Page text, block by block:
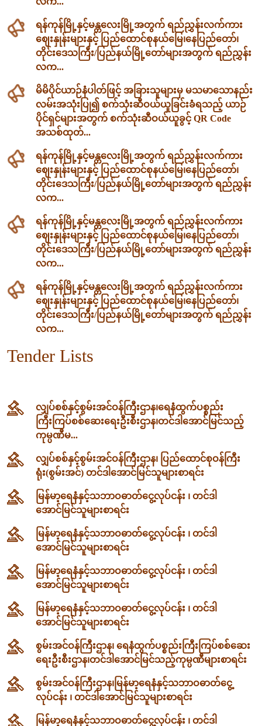
ရန်ကုန်မြို့နှင့်မန္တလေးမြို့အတွက် ရည်ညွှန်းလက်ကား
ဈေးနှုန်းများနှင့် ပြည်ထောင်စုနယ်မြေ၊နေပြည်တော်၊
တိုင်းဒေသကြီး/ပြည်နယ်မြို့တော်များအတွက် ရည်ညွှန်း
လက...
မိမိပိုင်ယာဉ်နံပါတ်ဖြင့် အခြားသူများမှ မသမာသောနည်း
လမ်းအသုံးပြု၍ စက်သုံးဆီဝယ်ယူခြင်းခံရသည့် ယာဉ်
ပိုင်ရှင်များအတွက် စက်သုံးဆီဝယ်ယူခွင့် QR Code
အသစ်ထုတ်...
ရန်ကုန်မြို့နှင့်မန္တလေးမြို့အတွက် ရည်ညွှန်းလက်ကား
ဈေးနှုန်းများနှင့် ပြည်ထောင်စုနယ်မြေ၊နေပြည်တော်၊
တိုင်းဒေသကြီး/ပြည်နယ်မြို့တော်များအတွက် ရည်ညွှန်း
လက...
ရန်ကုန်မြို့နှင့်မန္တလေးမြို့အတွက် ရည်ညွှန်းလက်ကား
ဈေးနှုန်းများနှင့် ပြည်ထောင်စုနယ်မြေ၊နေပြည်တော်၊
တိုင်းဒေသကြီး/ပြည်နယ်မြို့တော်များအတွက် ရည်ညွှန်း
လက...
ရန်ကုန်မြို့နှင့်မန္တလေးမြို့အတွက် ရည်ညွှန်းလက်ကား
ဈေးနှုန်းများနှင့် ပြည်ထောင်စုနယ်မြေ၊နေပြည်တော်၊
တိုင်းဒေသကြီး/ပြည်နယ်မြို့တော်များအတွက် ရည်ညွှန်း
လက...
Tender Lists
လျှပ်စစ်နှင့်စွမ်းအင်ဝန်ကြီးဌာန၊‌ရေနံထွက်ပစ္စည်း
ကြီးကြပ်စစ်ဆေးရေးဦးစီးဌာန၊တင်ဒါအောင်မြင်သည့်
ကုမ္ပဏီမ...
လျှပ်စစ်နှင့်စွမ်းအင်ဝန်ကြီးဌာန၊ ပြည်ထောင်စုဝန်ကြီး
ရုံး(စွမ်းအင်) တင်ဒါအောင်မြင်သူများစာရင်း
မြန်မာ့ရေနံနှင့်သဘာဝဓာတ်ငွေ့လုပ်ငန်း ၊ တင်ဒါ
အောင်မြင်သူများစာရင်း
မြန်မာ့ရေနံနှင့်သဘာဝဓာတ်ငွေ့လုပ်ငန်း ၊ တင်ဒါ
အောင်မြင်သူများစာရင်း
မြန်မာ့ရေနံနှင့်သဘာဝဓာတ်ငွေ့လုပ်ငန်း ၊ တင်ဒါ
အောင်မြင်သူများစာရင်း
မြန်မာ့ရေနံနှင့်သဘာဝဓာတ်ငွေ့လုပ်ငန်း ၊ တင်ဒါ
အောင်မြင်သူများစာရင်း
စွမ်းအင်ဝန်ကြီးဌာန၊ ရေနံထွက်ပစ္စည်းကြီးကြပ်စစ်ဆေး
ရေးဦးစီးဌာန၊တင်ဒါအောင်မြင်သည့်ကုမ္ပဏီများစာရင်း
စွမ်းအင်ဝန်ကြီးဌာန၊မြန်မာ့ရေနံနှင့်သဘာဝဓာတ်ငွေ့
လုပ်ငန်း ၊ တင်ဒါအောင်မြင်သူများစာရင်း
မြန်မာ့ရေနံနှင့်သဘာဝဓာတ်ငွေ့လုပ်ငန်း ၊ တင်ဒါ